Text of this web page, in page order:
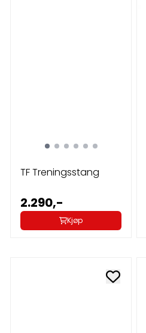
TF Treningsstang
2.290,-
Kjøp